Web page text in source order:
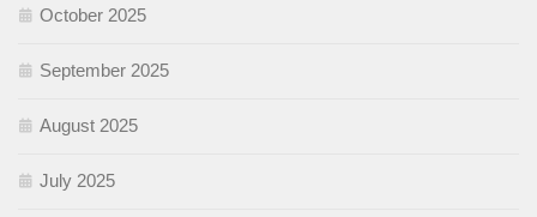
October 2025
September 2025
August 2025
July 2025